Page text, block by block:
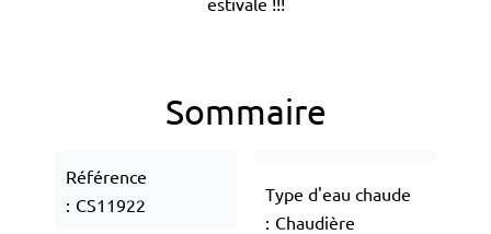
Sommaire
Référence
CS11922
Type d'eau chaude
Chaudière